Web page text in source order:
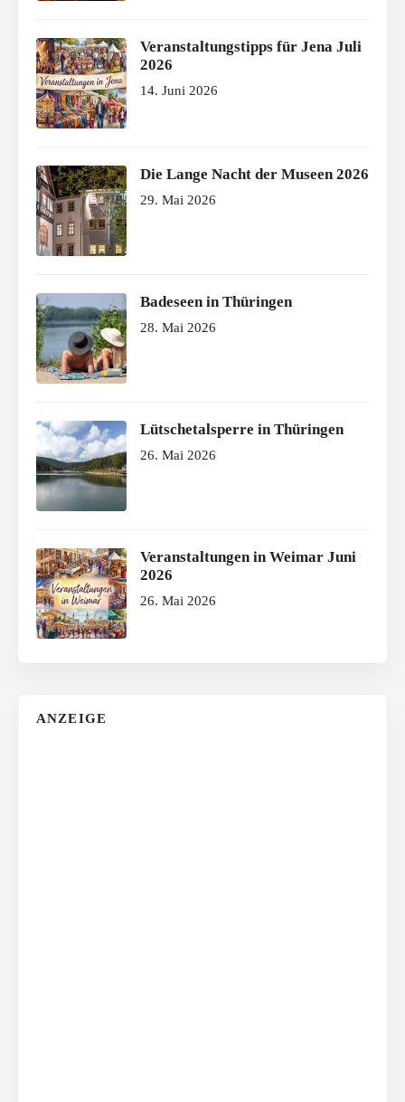
Veranstaltungstipps für Jena Juli
2026
14. Juni 2026
Die Lange Nacht der Museen 2026
29. Mai 2026
Badeseen in Thüringen
28. Mai 2026
Lütschetalsperre in Thüringen
26. Mai 2026
Veranstaltungen in Weimar Juni
2026
26. Mai 2026
ANZEIGE